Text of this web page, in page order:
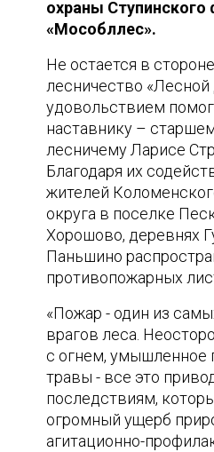
охраны
«Мособллес».
Не остается в
лесничество «Лесной
удовольствием
наставнику –
лесничему Ларисе
Благодаря их
жителей
округа в поселке
Хорошово, деревнях
Паньшино
противопожарных
«Пожар - один из
врагов леса.
с огнем, умышленное
травы - все это
последствиям,
огромный ущерб
агитационно-